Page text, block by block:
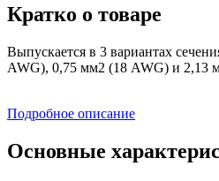
Кратко о товаре
Выпускается в 3 вариантах
AWG), 0,75 мм2 (18 AWG) и 2,13
Подробное описание
Основные